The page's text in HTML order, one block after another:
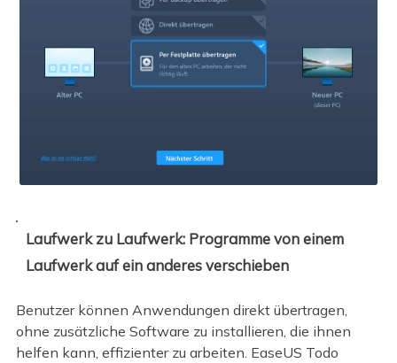
Laufwerk zu Laufwerk: Programme von einem
Laufwerk auf ein anderes verschieben
Benutzer können Anwendungen direkt übertragen,
ohne zusätzliche Software zu installieren, die ihnen
helfen kann, effizienter zu arbeiten. EaseUS Todo